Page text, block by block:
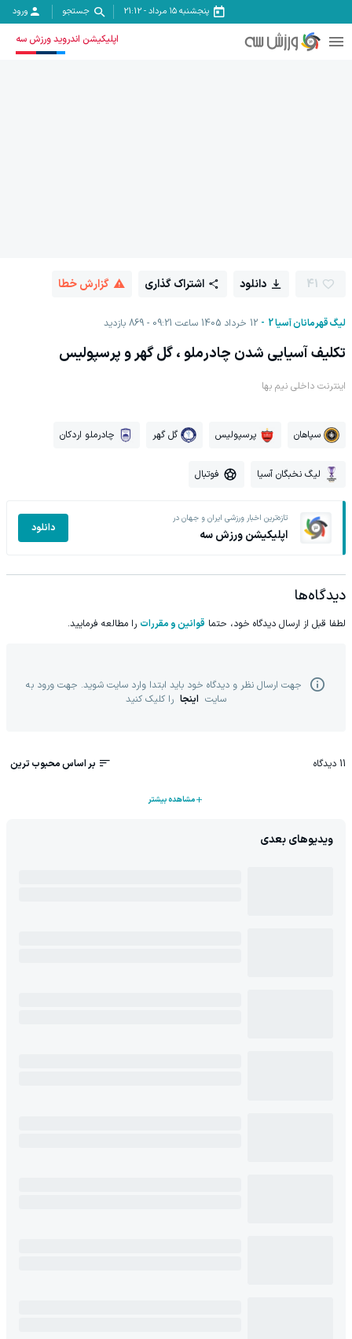
پنجشنبه ۱۵ مرداد -
21:12 جستجو ورود
اپلیکیشن اندروید ورزش سه
لیگ قهرمانان آسیا 2 12 خرداد 1405 ساعت 09:21 869 بازدید
41 دانلود اشتراک گذاری گزارش خطا
تکلیف آسیایی شدن چادرملو ، گل گهر و پرسپولیس
اینترنت داخلی نیم بها
سپاهان پرسپولیس گل گهر چادرملو اردکان
لیگ نخبگان آسیا فوتبال
تازه‌ترین اخبار ورزشی ایران و جهان در
اپلیکیشن ورزش سه دانلود
دیدگاه‌ها
لطفا قبل از ارسال دیدگاه خود، حتما قوانین و مقررات را مطالعه فرمایید.
جهت ارسال نظر و دیدگاه خود باید ابتدا وارد سایت شوید. جهت ورود به
سایت اینجا را کلیک کنید
11 دیدگاه بر اساس محبوب ترین
مشاهده بیشتر
ویدیوهای بعدی